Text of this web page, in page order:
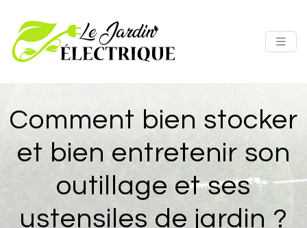
Comment bien stocker
et bien entretenir son
outillage et ses
ustensiles de jardin ?